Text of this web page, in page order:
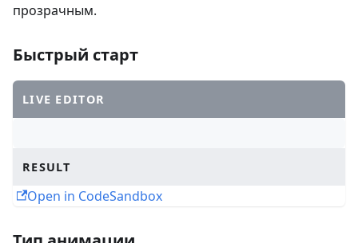
прозрачным.
Быстрый старт
LIVE EDITOR
RESULT
Open in CodeSandbox